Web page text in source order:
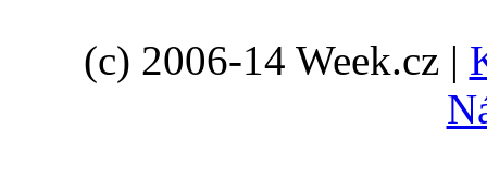
(c) 2006-14 Week.cz |